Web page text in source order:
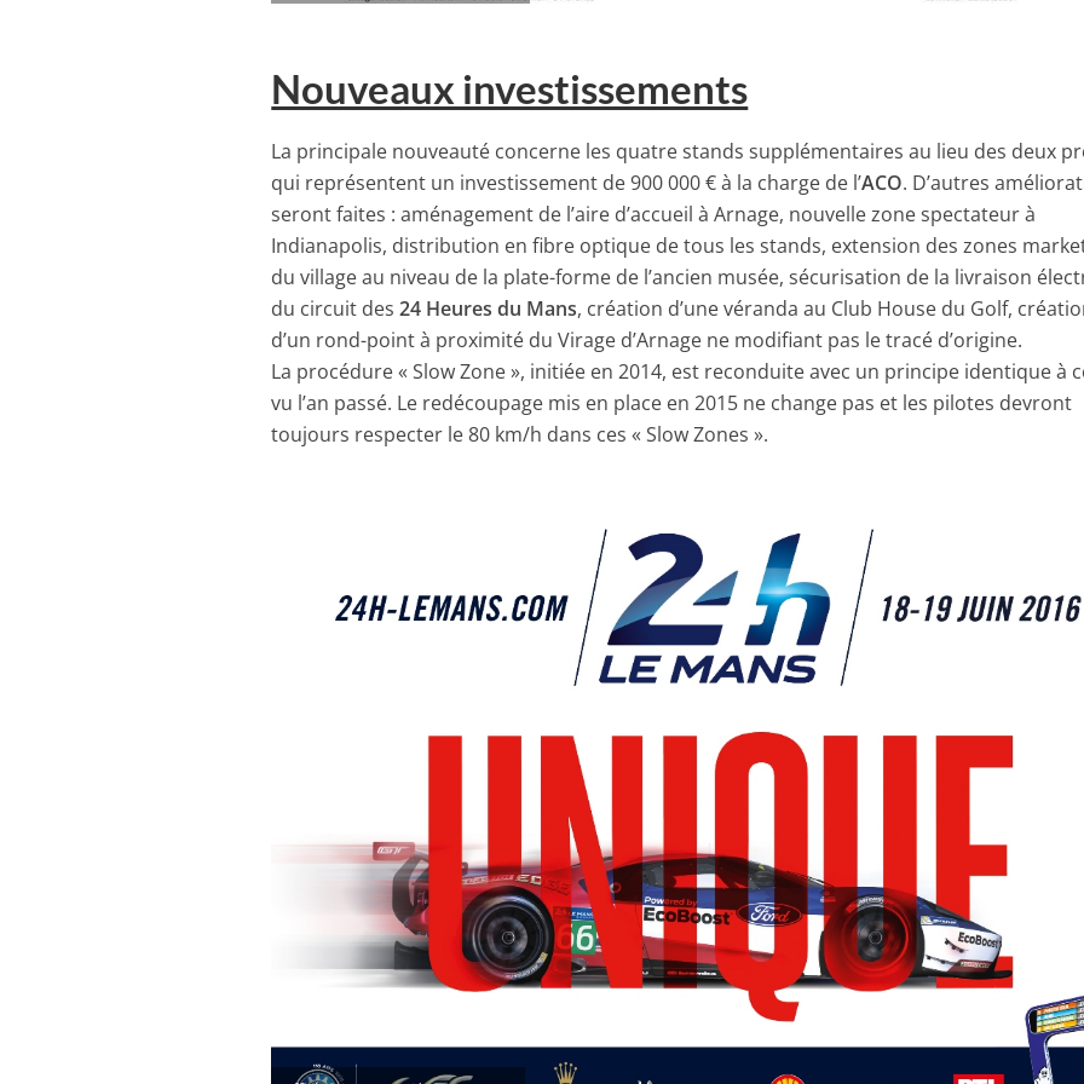
Nouveaux investissements
La principale nouveauté concerne les quatre stands supplémentaires au lieu des deux
qui représentent un investissement de 900 000 € à la charge de l’ACO. D’autres
seront faites : aménagement de l’aire d’accueil à Arnage, nouvelle zone spectateur à
Indianapolis, distribution en fibre optique de tous les stands, extension des zones
du village au niveau de la plate-forme de l’ancien musée, sécurisation de la livraison
du circuit des24 Heures du Mans, création d’une véranda au Club House du Golf,
d’un rond-point à proximité du Virage d’Arnage ne modifiant pas le tracé d’origine.
La procédure « Slow Zone », initiée en 2014, est reconduite avec un principe identique à
vu l’an passé. Le redécoupage mis en place en 2015 ne change pas et les pilotes devront
toujours respecter le 80 km/h dans ces « Slow Zones ».